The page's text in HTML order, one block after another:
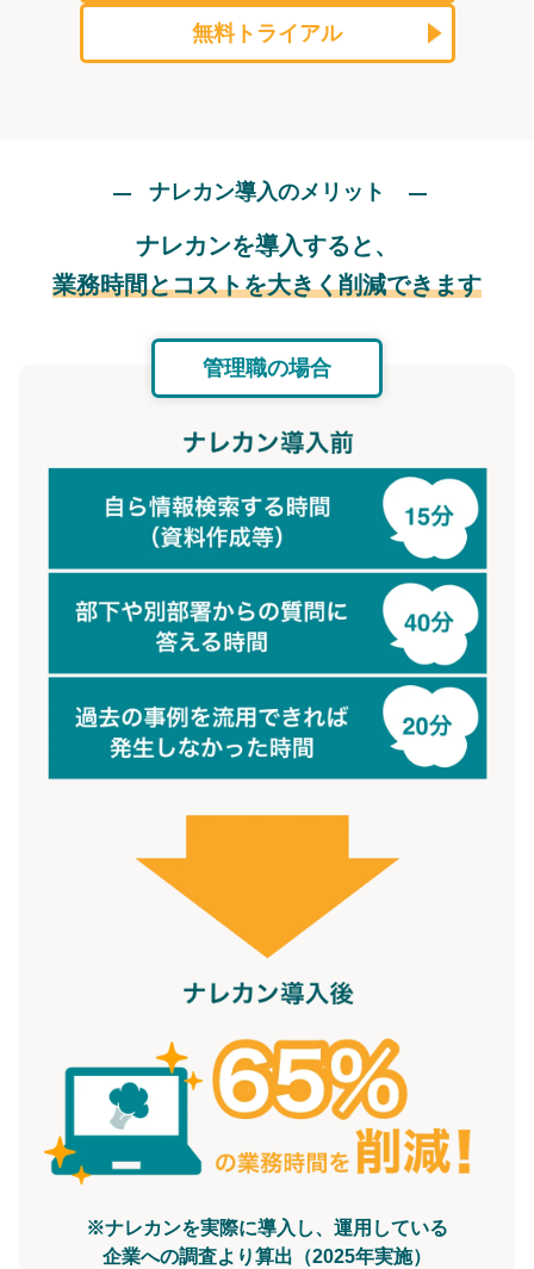
無料トライアル
ナレカン導入のメリット
ナレカンを導入すると、
業務時間とコストを大きく削減できます
管理職の場合
※ナレカンを実際に導入し、運用している
企業への調査より算出（2025年実施）